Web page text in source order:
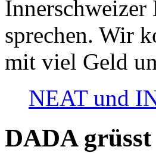
sprechen. Wir
mit viel Geld
NEAT und
DADA